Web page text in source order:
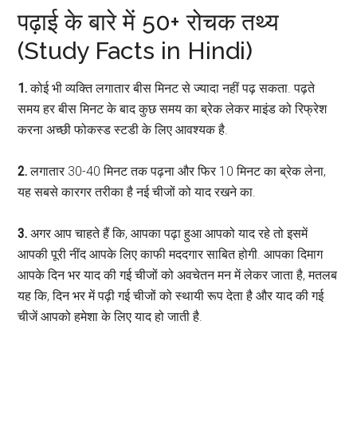
पढ़ाई के बारे में 50+ रोचक तथ्य
(Study Facts in Hindi)
1.कोई भी व्यक्ति लगातार बीस मिनट से ज्यादा नहीं पढ़ सकता. पढ़ते
समय हर बीस मिनट के बाद कुछ समय का ब्रेक लेकर माइंड को रिफ्रेश
करना अच्छी फोकस्ड स्टडी के लिए आवश्यक है.
2.लगातार 30-40 मिनट तक पढ़ना और फिर 10 मिनट का ब्रेक लेना,
यह सबसे कारगर तरीका है नई चीजों को याद रखने का.
3.अगर आप चाहते हैं कि, आपका पढ़ा हुआ आपको याद रहे तो इसमें
आपकी पूरी नींद आपके लिए काफी मददगार साबित होगी. आपका दिमाग
आपके दिन भर याद की गई चीजों को अवचेतन मन में लेकर जाता है, मतलब
यह कि, दिन भर में पढ़ी गई चीजों को स्थायी रूप देता है और याद की गई
चीजें आपको हमेशा के लिए याद हो जाती है.